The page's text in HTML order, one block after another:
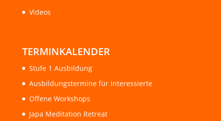
Videos
TERMINKALENDER
Stufe 1 Ausbildung
Ausbildungstermine für Interessierte
Offene Workshops
Japa Meditation Retreat